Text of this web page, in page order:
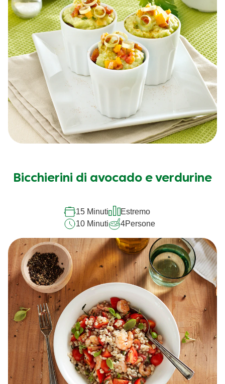
Bicchierini di avocado e verdurine
15 Minuti
Estremo
10 Minuti
4Persone